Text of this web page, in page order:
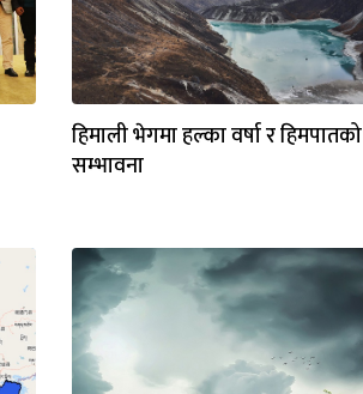
हिमाली भेगमा हल्का वर्षा र हिमपातको
सम्भावना